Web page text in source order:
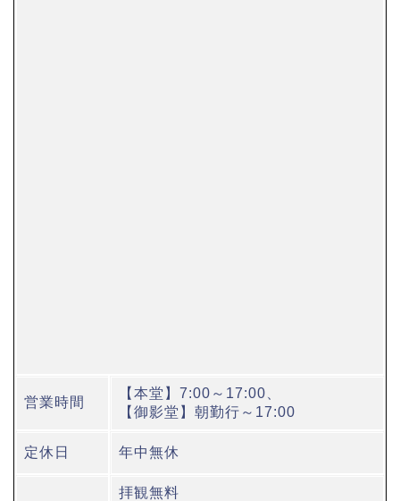
営業時間
【本堂】7:00～17:00、
【御影堂】朝勤行～17:00
定休日 年中無休
拝観無料